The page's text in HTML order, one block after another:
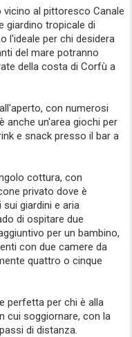
al pittoresco Canale
giardino tropicale di
l'ideale per chi desidera
del mare potranno
della costa di Corfù a
con numerosi
anche un'area giochi per
e snack presso il bar a
cottura, con
privato dove è
giardini e aria
di ospitare due
per un bambino,
con due camere da
quattro o cinque
perfetta per chi è alla
cui soggiornare, con la
di distanza.